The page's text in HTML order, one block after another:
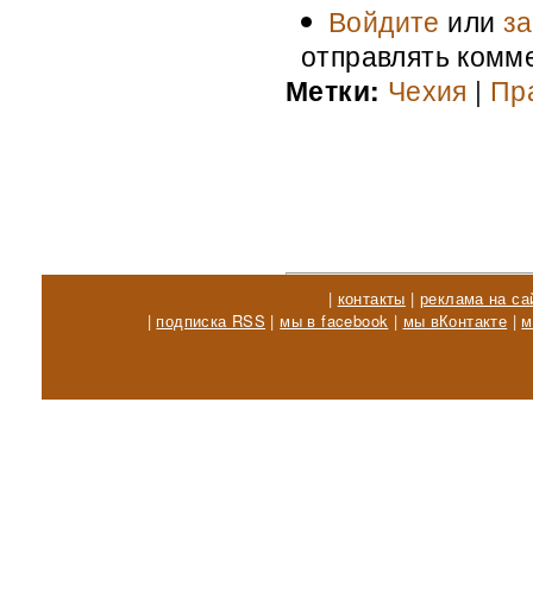
Войдите или
отправлять
Метки: Чехия |
| контакты | реклама на
| подписка RSS | мы в facebook | мы вКонтакте |